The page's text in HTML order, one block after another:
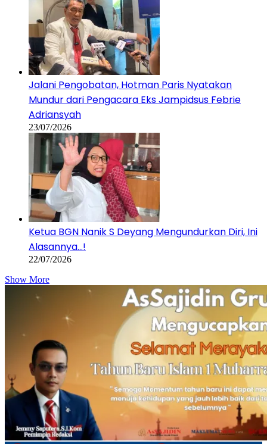
Jalani Pengobatan, Hotman Paris Nyatakan
Mundur dari Pengacara Eks Jampidsus Febrie
Adriansyah
23/07/2026
Ketua BGN Nanik S Deyang Mengundurkan Diri, Ini
Alasannya…!
22/07/2026
Show More